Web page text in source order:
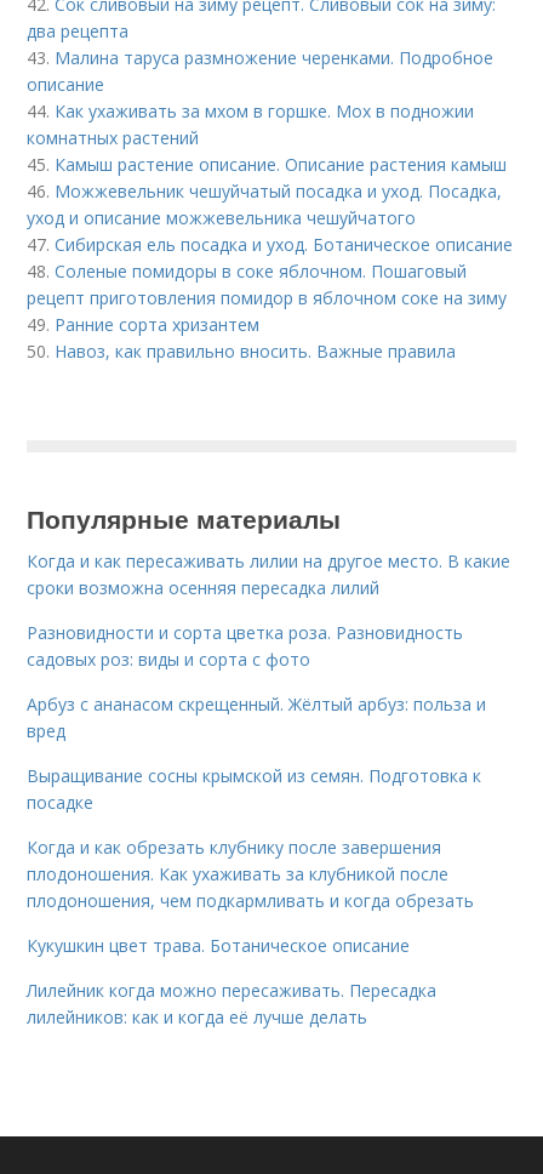
два рецепта
43. Малина таруса размножение черенками. Подробное
описание
44. Как ухаживать за мхом в горшке. Мох в подножии
комнатных растений
45. Камыш растение описание. Описание растения камыш
46. Можжевельник чешуйчатый посадка и уход. Посадка,
уход и описание можжевельника чешуйчатого
47.Сибирская ель посадка и уход. Ботаническое описание
48.Соленые помидоры в соке яблочном. Пошаговый
рецепт приготовления помидор в яблочном соке на зиму
49. Ранние сорта хризантем
50. Навоз, как правильно вносить. Важные правила
Популярные материалы
Когда и как пересаживать лилии на другое место. В какие
сроки возможна осенняя пересадка лилий
Разновидности и сорта цветка роза. Разновидность
садовых роз: виды и сорта с фото
Арбуз с ананасом скрещенный. Жёлтый арбуз: польза и
вред
Выращивание сосны крымской из семян. Подготовка к
посадке
Когда и как обрезать клубнику после завершения
плодоношения. Как ухаживать за клубникой после
плодоношения, чем подкармливать и когда обрезать
Кукушкин цвет трава. Ботаническое описание
Лилейник когда можно пересаживать. Пересадка
лилейников: как и когда её лучше делать